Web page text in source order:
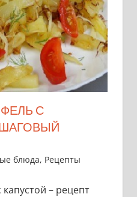
С
блюда, Рецепты
– рецепт